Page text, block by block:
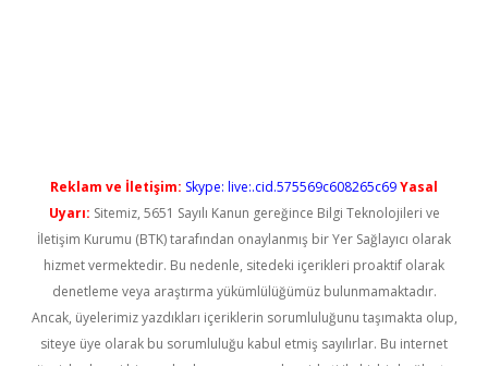
Reklam ve İletişim: Skype: live:.cid.575569c608265c69Yasal
Uyarı: Sitemiz, 5651 Sayılı Kanun gereğince Bilgi Teknolojileri ve
İletişim Kurumu (BTK) tarafından onaylanmış bir Yer Sağlayıcı olarak
hizmet vermektedir. Bu nedenle, sitedeki içerikleri proaktif olarak
denetleme veya araştırma yükümlülüğümüz bulunmamaktadır.
Ancak, üyelerimiz yazdıkları içeriklerin sorumluluğunu taşımakta olup,
siteye üye olarak bu sorumluluğu kabul etmiş sayılırlar. Bu internet